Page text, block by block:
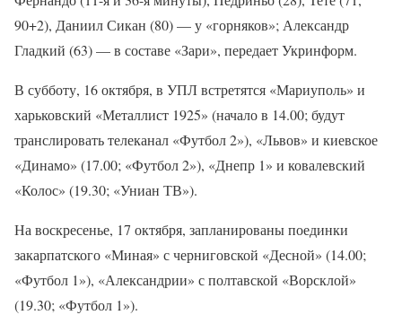
90+2), Даниил Сикан (80) — у «горняков»; Александр
Гладкий (63) — в составе «Зари», передает Укринформ.
В субботу, 16 октября, в УПЛ встретятся «Мариуполь» и
харьковский «Металлист 1925» (начало в 14.00; будут
транслировать телеканал «Футбол 2»), «Львов» и киевское
«Динамо» (17.00; «Футбол 2»), «Днепр 1» и ковалевский
«Колос» (19.30; «Униан ТВ»).
На воскресенье, 17 октября, запланированы поединки
закарпатского «Миная» с черниговской «Десной» (14.00;
«Футбол 1»), «Александрии» с полтавской «Ворсклой»
(19.30; «Футбол 1»).